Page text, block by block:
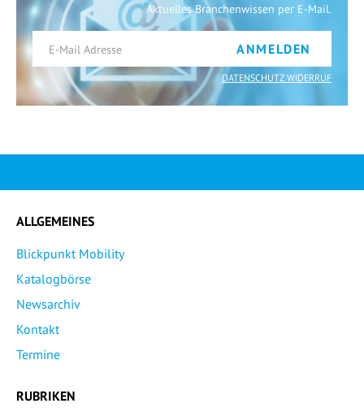
Aktuelles Branchenwissen per E-Mail.
ANMELDEN
DATENSCHUTZ WIDERRUF
ALLGEMEINES
Blickpunkt Mobility
Katalogbörse
Newsarchiv
Kontakt
Termine
RUBRIKEN